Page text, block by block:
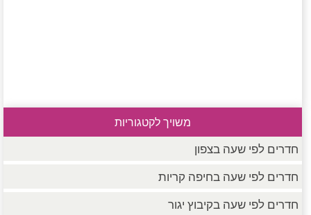
משויך לקטגוריות
חדרים לפי שעה בצפון
חדרים לפי שעה בחיפה קריות
חדרים לפי שעה בקיבוץ יגור